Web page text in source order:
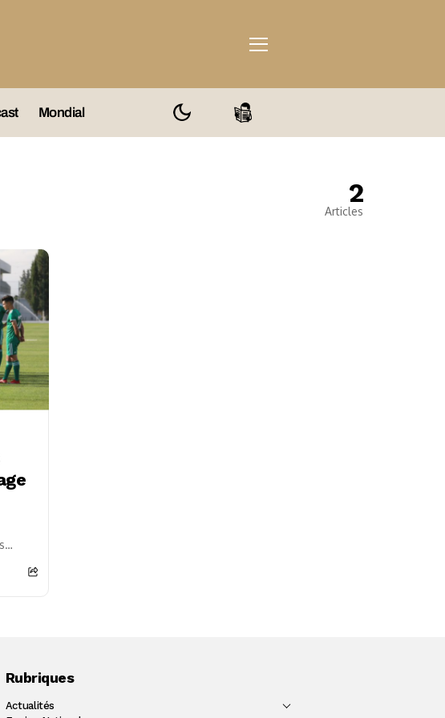
Foot Algérien
En Vrac
Mondial
2
Articles
Rubriques
Actualités